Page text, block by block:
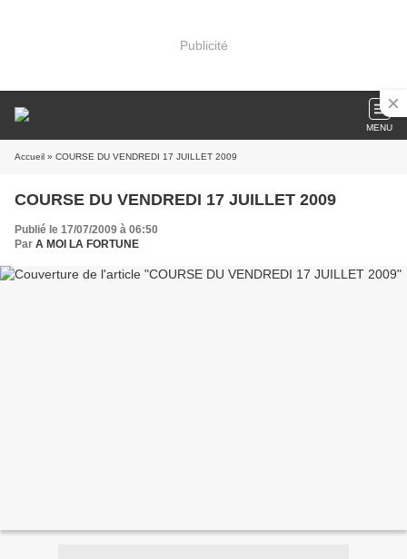
Publicité
MENU
Accueil » COURSE DU VENDREDI 17 JUILLET 2009
COURSE DU VENDREDI 17 JUILLET 2009
Publié le 17/07/2009 à 06:50
Par A MOI LA FORTUNE